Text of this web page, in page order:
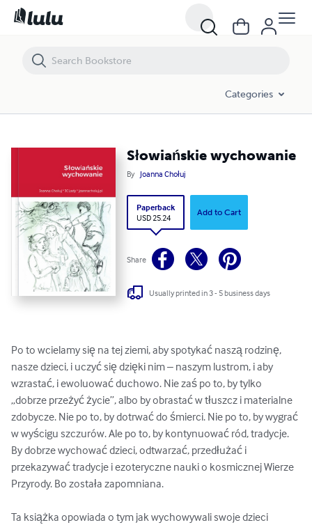
Categories
Słowiańskie wychowanie
By Joanna Chołuj
Paperback
USD 25.24
Add to Cart
Share
Usually printed in 3 - 5 business days
Po to wcielamy się na tej ziemi, aby spotykać naszą rodzinę,
nasze dzieci, i uczyć się dzięki nim – naszym lustrom, i aby
wzrastać, i ewoluować duchowo. Nie zaś po to, by tylko
„dobrze przeżyć życie”, albo by obrastać w tłuszcz i materialne
zdobycze. Nie po to, by dotrwać do śmierci. Nie po to, by wygrać
w wyścigu szczurów. Ale po to, by kontynuować ród, tradycje.
By dobrze wychować dzieci, odtwarzać, przedłużać i
przekazywać tradycje i ezoteryczne nauki o kosmicznej Wierze
Przyrody. Bo została zapomniana.
Ta książka opowiada o tym jak wychowywali swoje dzieci
Słowiańskie wychowanie